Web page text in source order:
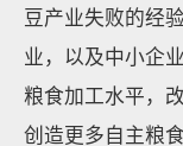
豆产业失败的经
业，以及中小企
粮食加工水平，
创造更多自主粮食